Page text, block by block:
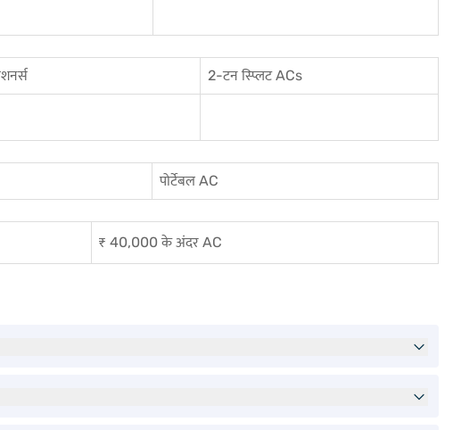
2-टन स्प्लिट ACs
पोर्टेबल AC
₹ 40,000 के अंदर AC